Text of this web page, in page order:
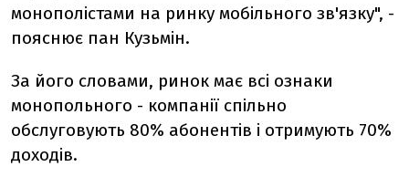
монополістами на ринку мобільного зв'язку", -
пояснює пан Кузьмін.
За його словами, ринок має всі ознаки
монопольного - компанії спільно
обслуговують 80% абонентів і отримують 70%
доходів.